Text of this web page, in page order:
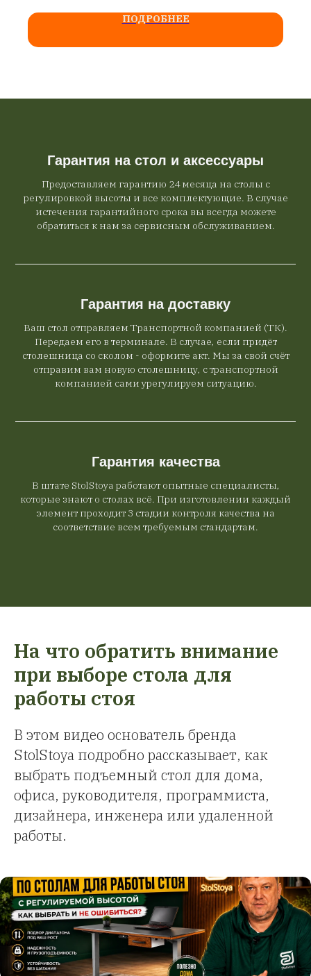
ПОДРОБНЕЕ
Гарантия на стол и аксессуары
Предоставляем гарантию 24 месяца на столы с
регулировкой высоты и все комплектующие. В случае
истечения гарантийного срока вы всегда можете
обратиться к нам за сервисным обслуживанием.
Гарантия на доставку
Ваш стол отправляем Транспортной компанией (ТК).
Передаем его в терминале. В случае, если придёт
столешница со сколом - оформите акт. Мы за свой счёт
отправим вам новую столешницу, с транспортной
компанией сами урегулируем ситуацию.
Гарантия качества
В штате StolStoya работают опытные специалисты,
которые знают о столах всё. При изготовлении каждый
элемент проходит 3 стадии контроля качества на
соответствие всем требуемым стандартам.
На что обратить внимание
при выборе стола для
работы стоя
В этом видео основатель бренда
StolStoya подробно рассказывает, как
выбрать подъемный стол для дома,
офиса, руководителя, программиста,
дизайнера, инженера или удаленной
работы.